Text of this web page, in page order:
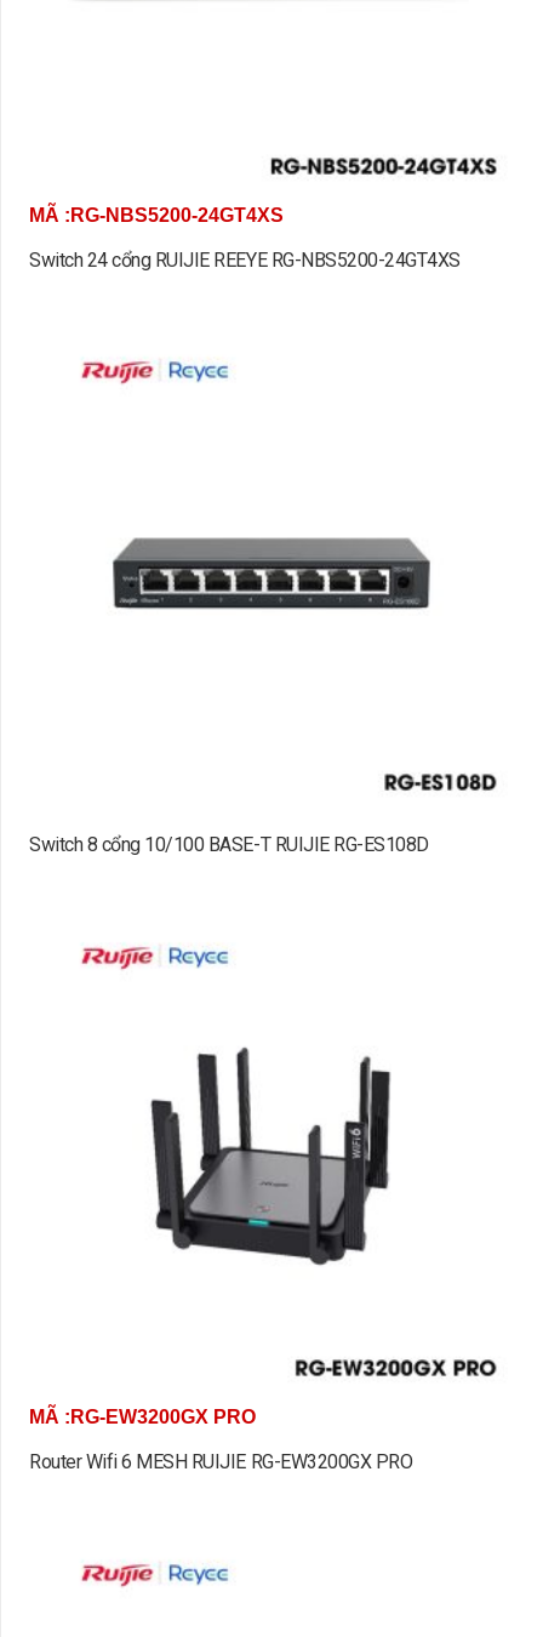
MÃ :RG-NBS5200-24GT4XS
Switch 24 cổng RUIJIE REEYE RG-NBS5200-24GT4XS
Switch 8 cổng 10/100 BASE-T RUIJIE RG-ES108D
MÃ :RG-EW3200GX PRO
Router Wifi 6 MESH RUIJIE RG-EW3200GX PRO